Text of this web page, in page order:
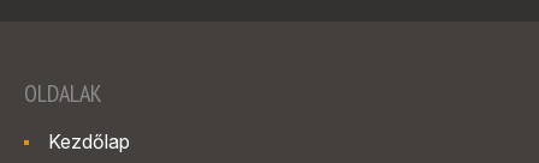
OLDALAK
Kezdőlap